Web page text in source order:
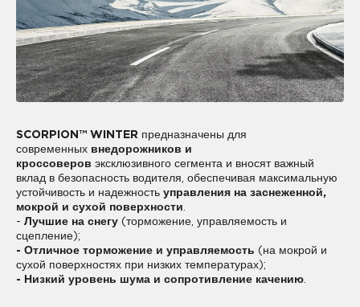
SCORPION™ WINTER предназначены для
современных внедорожников и
кроссоверов эксклюзивного сегмента и вносят важный
вклад в безопасность водителя, обеспечивая максимальную
устойчивость и надежность управления на заснеженной,
мокрой и сухой поверхности.
- Лучшие на снегу (торможение, управляемость и
сцепление);
- Отличное торможение и управляемость (на мокрой и
сухой поверхностях при низких температурах);
- Низкий уровень шума и сопротивление качению.